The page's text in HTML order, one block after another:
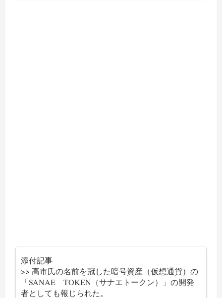
添付記事
>> 高市氏の名前を冠した暗号資産（仮想通貨）の
「SANAE TOKEN（サナエトークン）」の開発
者としても報じられた。